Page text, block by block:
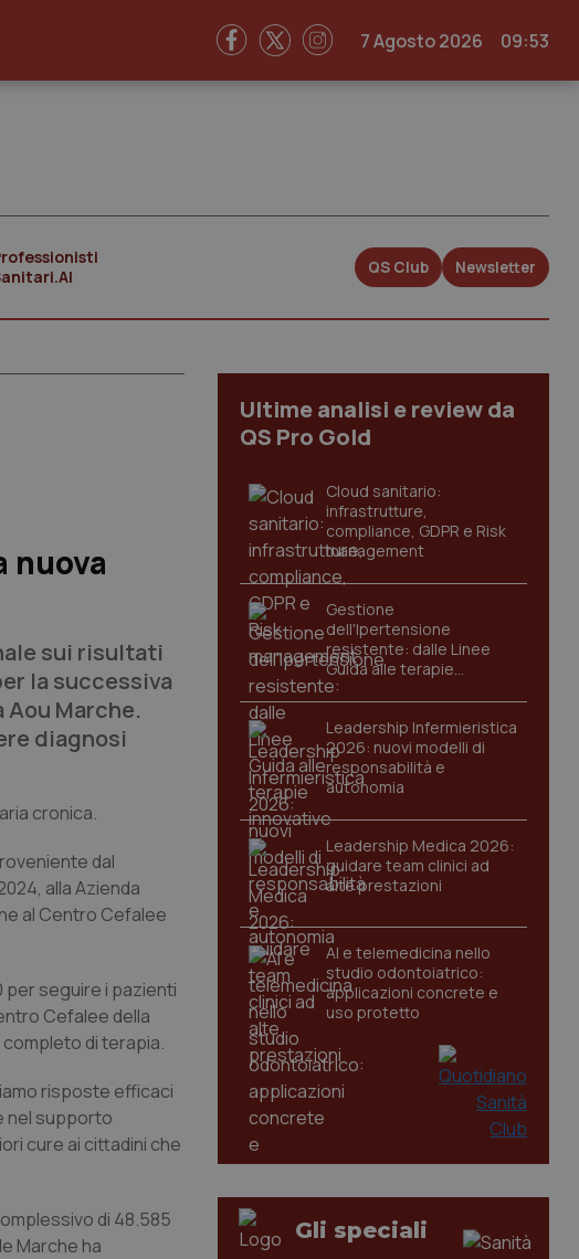
7 Agosto 2026 09:53
QS Club Newsletter
nuova
sui risultati
la successiva
Marche.
diagnosi
cronica.
dal
alla Azienda
al Centro Cefalee
seguire i pazienti
Cefalee della
di terapia.
risposte efficaci
nel supporto
cure ai cittadini che
di 48.585
Marche ha
Ultime analisi e review da
QS Pro Gold
Cloud sanitario:
infrastrutture,
compliance, GDPR e Risk
management
Gestione
dell'Ipertensione
resistente: dalle Linee
Guida alle terapie
innovative
Leadership Infermieristica
2026: nuovi modelli di
responsabilità e
autonomia
Leadership Medica 2026:
guidare team clinici ad
alte prestazioni
AI e telemedicina nello
studio odontoiatrico:
applicazioni concrete e
uso protetto
Gli speciali